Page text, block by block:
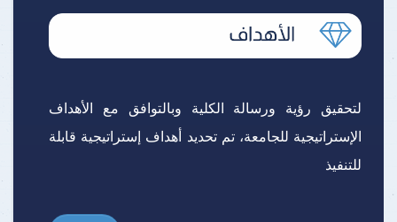
لتحقيق رؤية ورسالة الكلية وبالتوافق مع الأهداف
الإستراتيجية للجامعة، تم تحديد أهداف إستراتيجية قابلة
للتنفيذ